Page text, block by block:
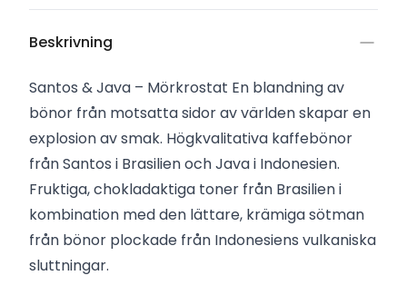
Beskrivning
Santos & Java – Mörkrostat En blandning av
bönor från motsatta sidor av världen skapar en
explosion av smak. Högkvalitativa kaffebönor
från Santos i Brasilien och Java i Indonesien.
Fruktiga, chokladaktiga toner från Brasilien i
kombination med den lättare, krämiga sötman
från bönor plockade från Indonesiens vulkaniska
sluttningar.